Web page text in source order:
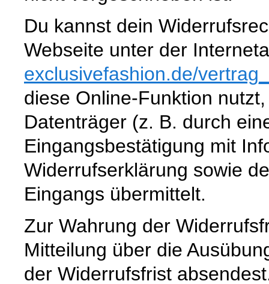
Du kannst dein
Webseite unter der
exclusivefashion.de/
diese Online-Funktion
Datenträger (z. B. durch
Eingangsbestätigung mit
Widerrufserklärung sowie
Eingangs übermittelt.
Zur Wahrung der
Mitteilung über die
der Widerrufsfrist